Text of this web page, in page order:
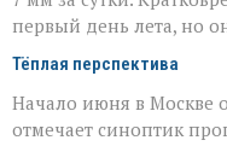
первый день лета, но
Тёплая перспектива
Начало июня в Москве
отмечает синоптик